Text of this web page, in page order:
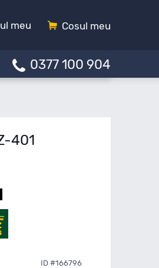
Cosul meu
meu
0377 100 904
401
ID #166796